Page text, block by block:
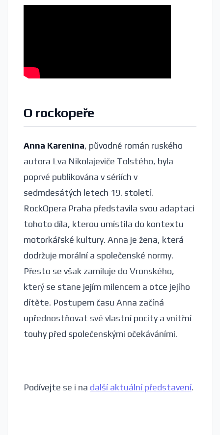
O rockopeře
Anna Karenina, původně román ruského
autora Lva Nikolajeviče Tolstého, byla
poprvé publikována v sériích v
sedmdesátých letech 19. století.
RockOpera Praha představila svou adaptaci
tohoto díla, kterou umístila do kontextu
motorkářské kultury. Anna je žena, která
dodržuje morální a společenské normy.
Přesto se však zamiluje do Vronského,
který se stane jejím milencem a otce jejího
dítěte. Postupem času Anna začíná
upřednostňovat své vlastní pocity a vnitřní
touhy před společenskými očekáváními.
Podívejte se i na další aktuální představení.